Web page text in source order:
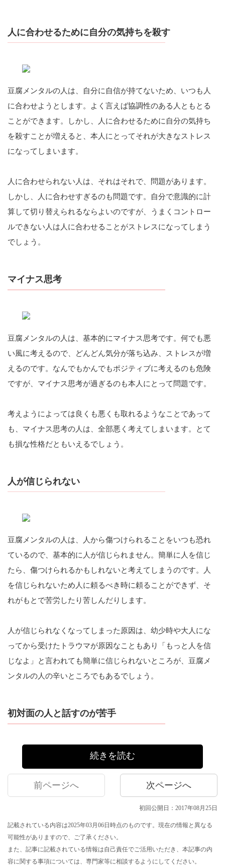
人に合わせるために自分の気持ちを殺す
豆腐メンタルの人は、自分に自信が持てないため、いつも人
に合わせようとします。よく言えば協調性のある人ともとる
ことができます。しかし、人に合わせるために自分の気持ち
を殺すことが増えると、本人にとってそれが大きなストレス
になってしまいます。
人に合わせられない人は、それはそれで、問題があります。
しかし、人に合わせすぎるのも問題です。自分で意識的に計
算して切り替えられるならよいのですが、うまくコントロー
ルできない人は人に合わせることがストレスになってしまう
でしょう。
マイナス思考
豆腐メンタルの人は、基本的にマイナス思考です。何でも悪
い風に考えるので、どんどん気分が落ち込み、ストレスが増
えるのです。なんでもかんでもポジティブに考えるのも危険
ですが、マイナス思考が過ぎるのも本人にとって問題です。
考えようによっては良くも悪くも取れるようなことであって
も、マイナス思考の人は、全部悪く考えてしまいます。とて
も損な性格だともいえるでしょう。
人が信じられない
豆腐メンタルの人は、人から傷つけられることをいつも恐れ
ているので、基本的に人が信じられません。簡単に人を信じ
たら、傷つけられるかもしれないと考えてしまうのです。人
を信じられないため人に頼るべき時に頼ることができず、そ
れがもとで苦労したり苦しんだりします。
人が信じられなくなってしまった原因は、幼少時や大人にな
ってから受けたトラウマが原因なこともあり「もっと人を信
じなよ」と言われても簡単に信じられないところが、豆腐メ
ンタルの人の辛いところでもあるでしょう。
初対面の人と話すのが苦手
続きを読む
前ページへ 次ページへ
初回公開日：2017年08月25日
記載されている内容は2025年03月06日時点のものです。現在の情報と異なる
可能性がありますので、ご了承ください。
また、記事に記載されている情報は自己責任でご活用いただき、本記事の内
容に関する事項については、専門家等に相談するようにしてください。